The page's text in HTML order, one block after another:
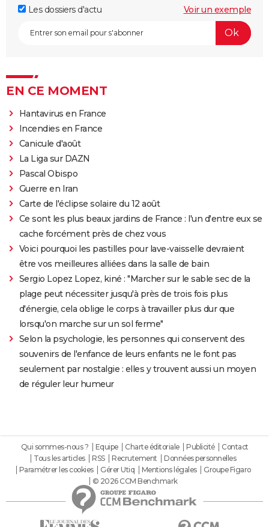
Les dossiers d'actu
Voir un exemple
EN CE MOMENT
Hantavirus en France
Incendies en France
Canicule d'août
La Liga sur DAZN
Pascal Obispo
Guerre en Iran
Carte de l'éclipse solaire du 12 août
Ce sont les plus beaux jardins de France : l'un d'entre eux se
cache forcément près de chez vous
Voici pourquoi les pastilles pour lave-vaisselle devraient
être vos meilleures alliées dans la salle de bain
Sergio Lopez Lopez, kiné : "Marcher sur le sable sec de la
plage peut nécessiter jusqu'à près de trois fois plus
d'énergie, cela oblige le corps à travailler plus dur que
lorsqu'on marche sur un sol ferme"
Selon la psychologie, les personnes qui conservent des
souvenirs de l'enfance de leurs enfants ne le font pas
seulement par nostalgie : elles y trouvent aussi un moyen
de réguler leur humeur
Qui sommes-nous ? Equipe Charte éditoriale Publicité
Contact
Tous les articles
RSS Recrutement
Données personnelles
Paramétrer les cookies
Gérer Utiq Mentions légales
Groupe Figaro
© 2026 CCM Benchmark